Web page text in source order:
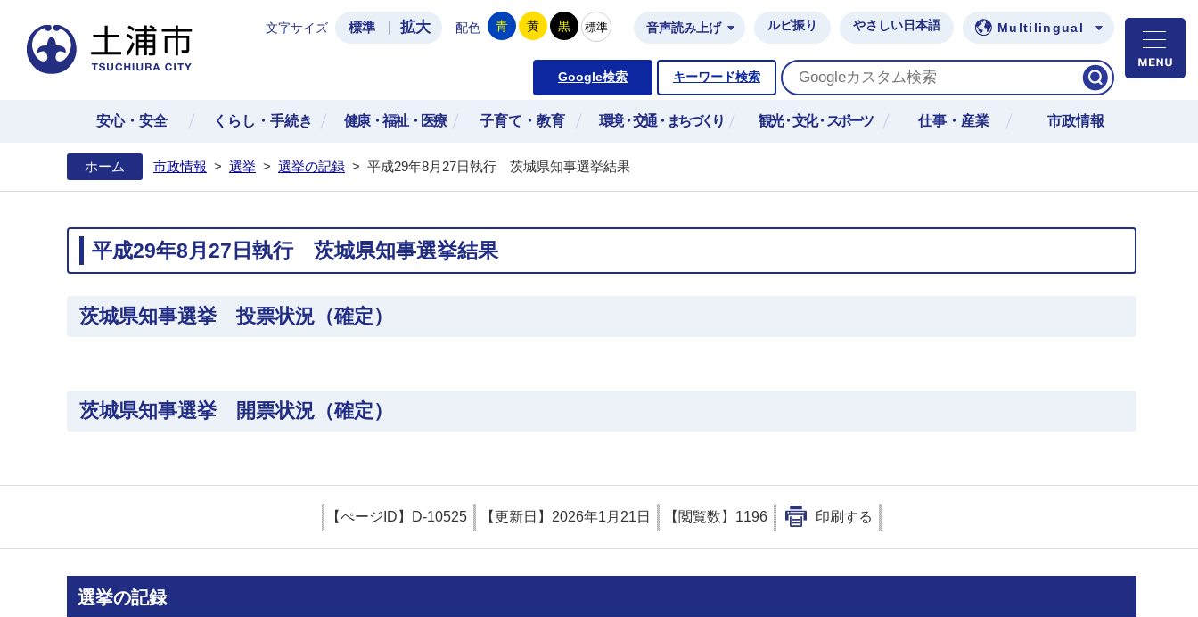
土浦市公式ホームページ
文字サイズ 標準 拡大 配色 青 黄 黒 標準 音声読み上げ ルビ振り やさしい日本語 Multilingual
Google検索 キーワード検索
安心・安全 くらし・手続き 健康・福祉・医療 子育て・教育 環境・交通・まちづくり 観光・文化・スポーツ 仕事・産業 市政情報
ホーム 市政情報 > 選挙 > 選挙の記録 > 平成29年8月27日執行 茨城県知事選挙結果
平成29年8月27日執行 茨城県知事選挙結果
茨城県知事選挙 投票状況（確定）
茨城県知事選挙 開票状況（確定）
【ぺージID】 D-10525 【更新日】 2026年1月21日 【閲覧数】 1196 印刷する
選挙の記録